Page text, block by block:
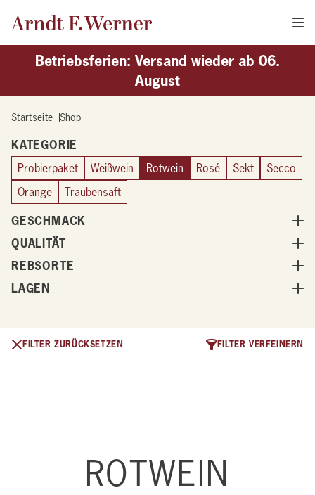
Betriebsferien: Versand wieder ab 06.
August
Startseite Shop
KATEGORIE
Probierpaket Weißwein Rotwein Rosé Sekt
Secco
Orange
Traubensaft
GESCHMACK
QUALITÄT
REBSORTE
LAGEN
FILTER ZURÜCKSETZEN FILTER VERFEINERN
ROTWEIN